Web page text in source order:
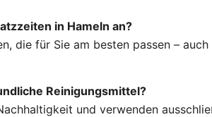
in Hameln an?
die für Sie am besten passen –
Reinigungsmittel?
und verwenden